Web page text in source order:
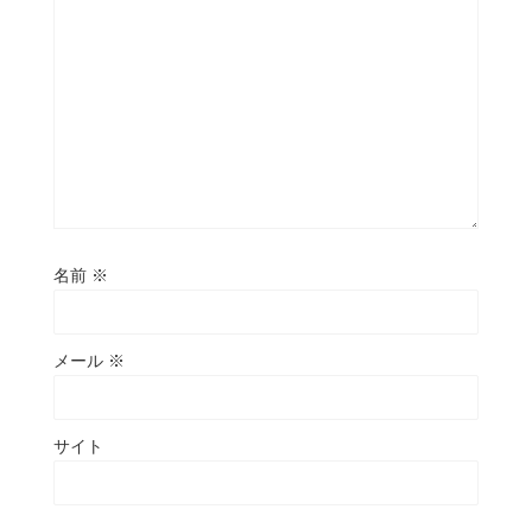
名前 ※
メール ※
サイト